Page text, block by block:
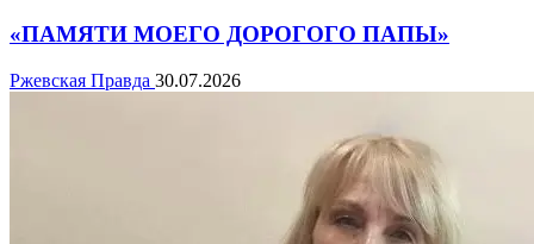
«ПАМЯТИ МОЕГО ДОРОГОГО ПАПЫ»
Ржевская Правда 30.07.2026